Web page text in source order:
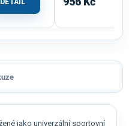
DETAIL
jako univerzální sportovní